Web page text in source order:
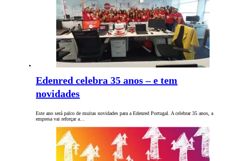
Edenred celebra 35 anos – e tem
novidades
Este ano será palco de muitas novidades para a Edenred Portugal. A celebrar 35 anos, a
empresa vai reforçar a…